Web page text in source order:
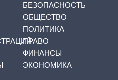
БЕЗОПАСНОСТЬ
ОБЩЕСТВО
ПОЛИТИКА
ПРАВО
ФИНАНСЫ
ЭКОНОМИКА